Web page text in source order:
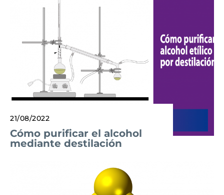
21/08/2022
Cómo purificar el alcohol
mediante destilación